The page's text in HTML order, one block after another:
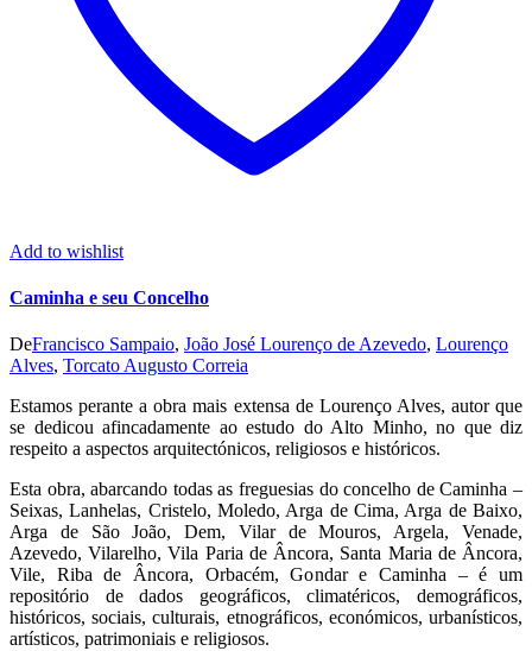
Add to wishlist
Caminha e seu Concelho
DeFrancisco Sampaio, João José Lourenço de Azevedo, Lourenço
Alves, Torcato Augusto Correia
Estamos perante a obra mais extensa de Lourenço Alves, autor que
se dedicou afincadamente ao estudo do Alto Minho, no que diz
respeito a aspectos arquitectónicos, religiosos e históricos.
Esta obra, abarcando todas as freguesias do concelho de Caminha –
Seixas, Lanhelas, Cristelo, Moledo, Arga de Cima, Arga de Baixo,
Arga de São João, Dem, Vilar de Mouros, Argela, Venade,
Azevedo, Vilarelho, Vila Paria de Âncora, Santa Maria de Âncora,
Vile, Riba de Âncora, Orbacém, Gondar e Caminha – é um
repositório de dados geográficos, climatéricos, demográficos,
históricos, sociais, culturais, etnográficos, económicos, urbanísticos,
artísticos, patrimoniais e religiosos.